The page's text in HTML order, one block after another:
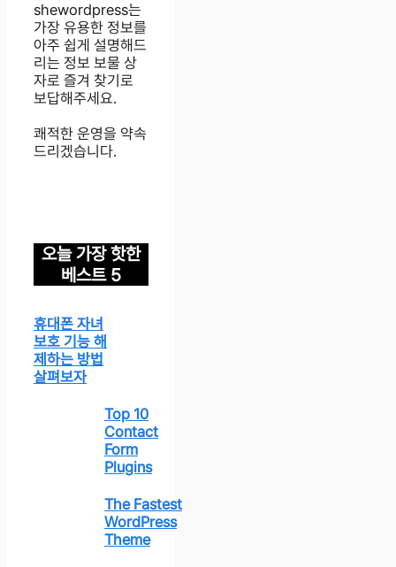
shewordpress는
가장 유용한 정보를
아주 쉽게 설명해드
리는 정보 보물 상
자로 즐겨 찾기로
보답해주세요.
쾌적한 운영을 약속
드리겠습니다.
오늘 가장 핫한
베스트 5
휴대폰 자녀
보호 기능 해
제하는 방법
살펴보자
Top 10
Contact
Form
Plugins
The Fastest
WordPress
Theme